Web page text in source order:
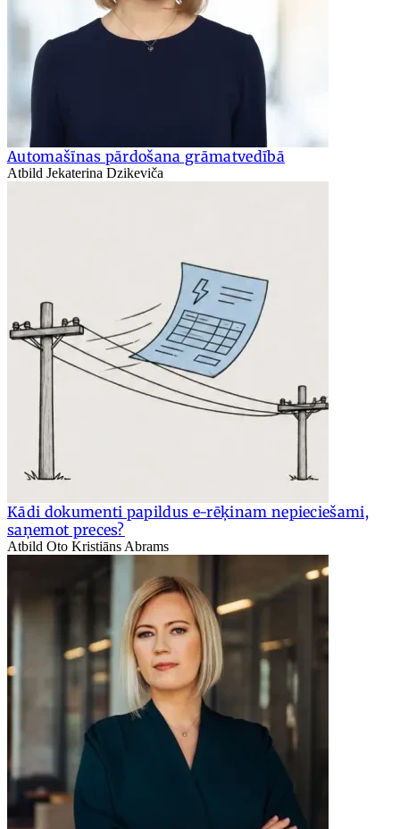
Automašīnas pārdošana grāmatvedībā
Atbild Jekaterina Dzikeviča
Kādi dokumenti papildus e-rēķinam nepieciešami,
saņemot preces?
Atbild Oto Kristiāns Abrams